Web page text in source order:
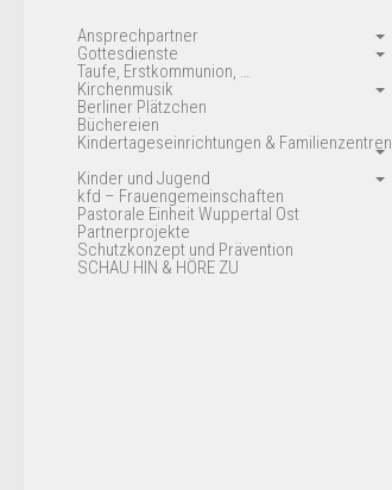
Ansprechpartner
Gottesdienste
Taufe, Erstkommunion, …
Kirchenmusik
Berliner Plätzchen
Büchereien
Kindertageseinrichtungen & Familienzentren
Kinder und Jugend
kfd – Frauengemeinschaften
Pastorale Einheit Wuppertal Ost
Partnerprojekte
Schutzkonzept und Prävention
SCHAU HIN & HÖRE ZU